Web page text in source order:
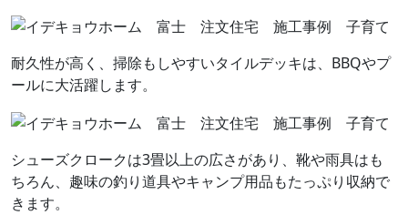
耐久性が高く、掃除もしやすいタイルデッキは、BBQやプ
ールに大活躍します。
シューズクロークは3畳以上の広さがあり、靴や雨具はも
ちろん、趣味の釣り道具やキャンプ用品もたっぷり収納で
きます。